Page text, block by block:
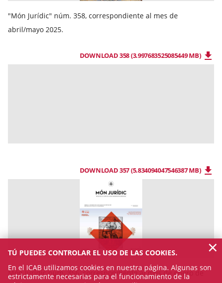
"Món Jurídic" núm. 358, correspondiente al mes de
abril/mayo 2025.
DOWNLOAD 358 (3.997683525085449 MB)
DOWNLOAD 357 (5.834094047546387 MB)
Món Jurídic núm. 356, correspondiente al mes de enero de
TÚ PUEDES CONTROLAR EL USO DE LAS COOKIES.
En el ICAB utilizamos cookies en nuestra página. Algunas son
estrictamente necesarias para el funcionamiento de la
×